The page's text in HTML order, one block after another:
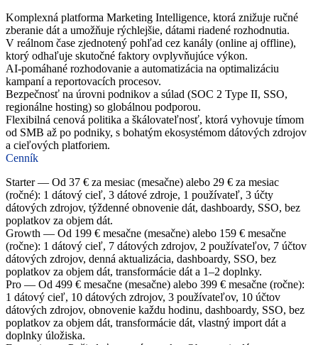
Komplexná platforma Marketing Intelligence, ktorá znižuje ručné
zberanie dát a umožňuje rýchlejšie, dátami riadené rozhodnutia.
V reálnom čase zjednotený pohľad cez kanály (online aj offline),
ktorý odhaľuje skutočné faktory ovplyvňujúce výkon.
AI-pomáhané rozhodovanie a automatizácia na optimalizáciu
kampaní a reportovacích procesov.
Bezpečnosť na úrovni podnikov a súlad (SOC 2 Type II, SSO,
regionálne hosting) so globálnou podporou.
Flexibilná cenová politika a škálovateľnosť, ktorá vyhovuje tímom
od SMB až po podniky, s bohatým ekosystémom dátových zdrojov
a cieľových platforiem.
Cenník
Starter — Od 37 € za mesiac (mesačne) alebo 29 € za mesiac
(ročné): 1 dátový cieľ, 3 dátové zdroje, 1 používateľ, 3 účty
dátových zdrojov, týždenné obnovenie dát, dashboardy, SSO, bez
poplatkov za objem dát.
Growth — Od 199 € mesačne (mesačne) alebo 159 € mesačne
(ročne): 1 dátový cieľ, 7 dátových zdrojov, 2 používateľov, 7 účtov
dátových zdrojov, denná aktualizácia, dashboardy, SSO, bez
poplatkov za objem dát, transformácie dát a 1–2 doplnky.
Pro — Od 499 € mesačne (mesačne) alebo 399 € mesačne (ročne):
1 dátový cieľ, 10 dátových zdrojov, 3 používateľov, 10 účtov
dátových zdrojov, obnovenie každu hodinu, dashboardy, SSO, bez
poplatkov za objem dát, transformácie dát, vlastný import dát a
doplnky úložiska.